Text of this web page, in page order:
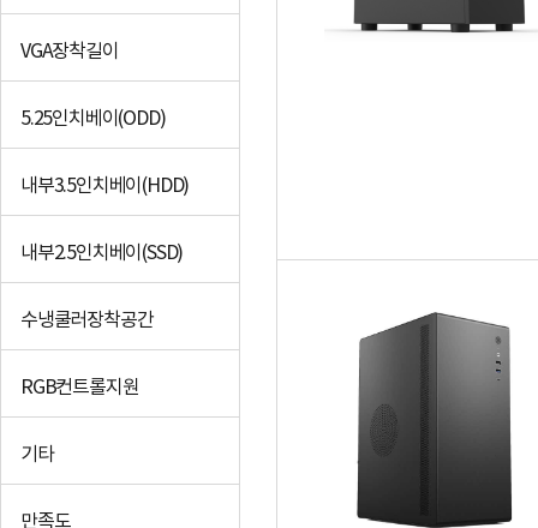
VGA장착길이
5.25인치베이(ODD)
내부3.5인치베이(HDD)
내부2.5인치베이(SSD)
수냉쿨러장착공간
RGB컨트롤지원
기타
만족도